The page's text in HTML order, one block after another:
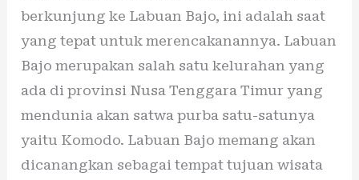
berkunjung ke Labuan Bajo, ini adalah saat
yang tepat untuk merencakanannya. Labuan
Bajo merupakan salah satu kelurahan yang
ada di provinsi Nusa Tenggara Timur yang
mendunia akan satwa purba satu-satunya
yaitu Komodo. Labuan Bajo memang akan
dicanangkan sebagai tempat tujuan wisata